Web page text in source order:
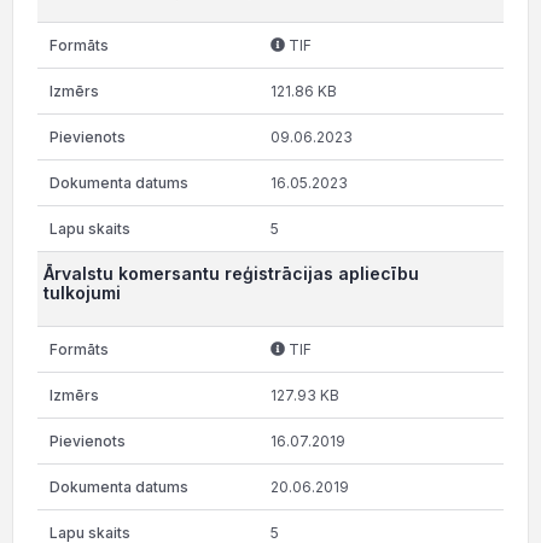
TIF
121.86 KB
09.06.2023
16.05.2023
5
Ārvalstu komersantu reģistrācijas apliecību
tulkojumi
TIF
127.93 KB
16.07.2019
20.06.2019
5